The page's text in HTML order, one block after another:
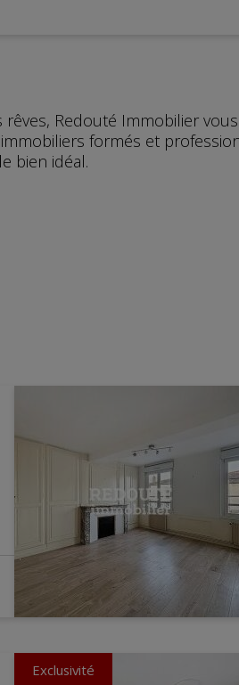
Redouté Immobilier
formés et
bien idéal.
Exclusivité